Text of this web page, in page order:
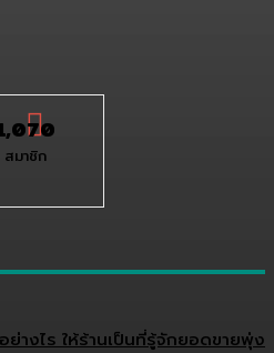
สมาชิก
ย่างไร ให้ร้านเป็นที่รู้จักยอดขายพุ่ง